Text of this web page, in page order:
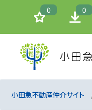
0 0
小田急不動産仲介サイト